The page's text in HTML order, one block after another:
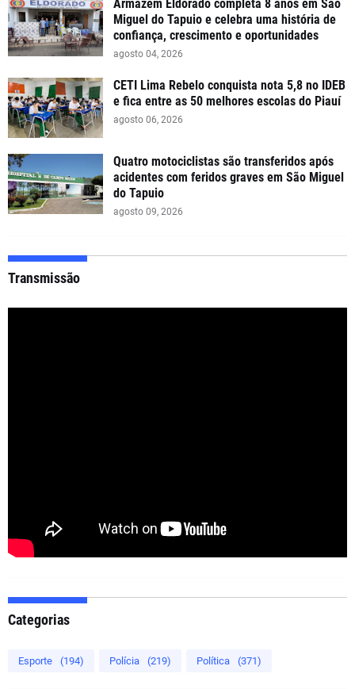
Armazém Eldorado completa 8 anos em São
Miguel do Tapuio e celebra uma história de
confiança, crescimento e oportunidades
agosto 04, 2026
CETI Lima Rebelo conquista nota 5,8 no IDEB
e fica entre as 50 melhores escolas do Piauí
agosto 06, 2026
Quatro motociclistas são transferidos após
acidentes com feridos graves em São Miguel
do Tapuio
agosto 09, 2026
Transmissão
Categorias
Esporte (194) Polícia (219) Política (371)